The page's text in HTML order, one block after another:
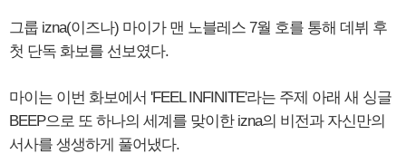
그룹 izna(이즈나) 마이가 맨 노블레스 7월 호를 통해 데뷔 후
첫 단독 화보를 선보였다.
마이는 이번 화보에서 'FEEL INFINITE'라는 주제 아래 새 싱글
BEEP으로 또 하나의 세계를 맞이한 izna의 비전과 자신만의
서사를 생생하게 풀어냈다.